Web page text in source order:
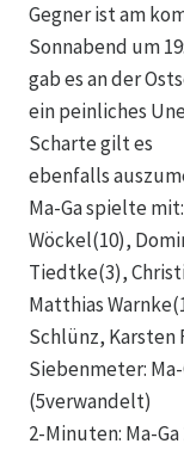
Gegner ist am
Sonnabend um
gab es an der
ein peinliches
Scharte gilt es
ebenfalls
Ma-Ga spielte
Wöckel(10),
Tiedtke(3),
Matthias
Schlünz, Karsten
Siebenmeter:
(5verwandelt)
2-Minuten: Ma-